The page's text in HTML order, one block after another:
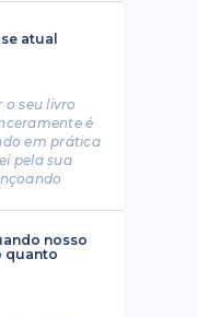
atual
o seu livro
é
em prática
pela sua
nosso
quanto